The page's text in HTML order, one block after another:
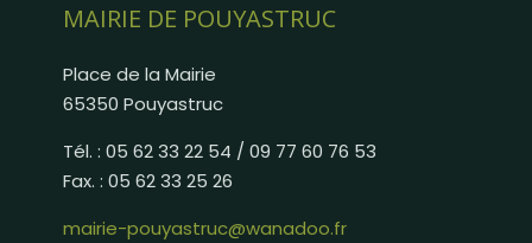
MAIRIE DE POUYASTRUC
Place de la Mairie
65350 Pouyastruc
Tél. : 05 62 33 22 54 / 09 77 60 76 53
Fax. : 05 62 33 25 26
mairie-pouyastruc@wanadoo.fr